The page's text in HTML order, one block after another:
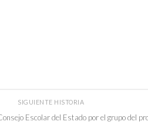
SIGUIENTE HISTORIA
Escolar del Estado por el grupo del